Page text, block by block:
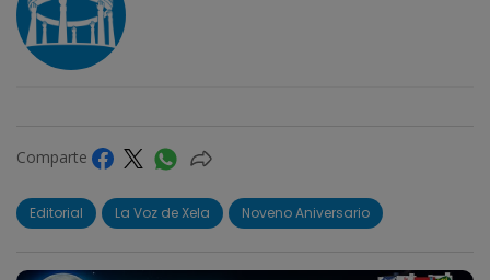
Comparte
Editorial La Voz de Xela Noveno Aniversario